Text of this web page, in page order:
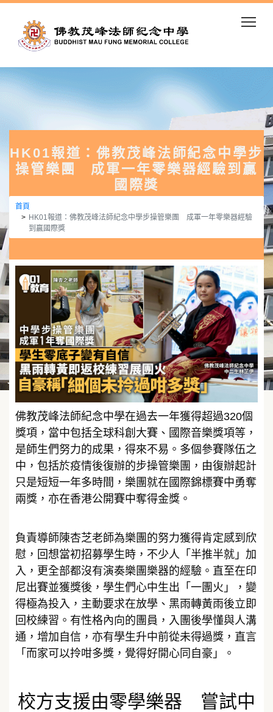
HK01報道：佛教茂峰法師紀念中學步
操管樂團 成軍一年零樂器經驗到贏
國際獎
首頁
HK01報道：佛教茂峰法師紀念中學步操管樂團 成軍一年零樂器經驗
到贏國際獎
佛教茂峰法師紀念中學在過去一年獲得超過320個
獎項，當中包括全球科創大賽、國際音樂獎項等，
是師生們努力的成果，得來不易。多個參賽隊伍之
中，包括於疫情後復辦的步操管樂團，由復辦起計
只是短短一年多時間，樂團就在國際錦標賽中勇奪
兩獎，亦在香港公開賽中奪得金獎。
負責導師陳杏芝老師為樂團的努力獲得肯定感到欣
慰，回想當初招募學生時，不少人「半推半就」加
入，更全部都沒有演奏樂團樂器的經驗。直至在印
尼出賽並獲獎後，學生們心中生出「一團火」，變
得極為投入，主動要求在放學、黑雨轉黃雨後立即
回校練習。有性格內向的團員，入團後學懂與人溝
通，增加自信，亦有學生升中前從未得過獎，直言
「而家可以拎咁多獎，覺得好開心同自豪」。
校方支援由零學樂器 嘗試中